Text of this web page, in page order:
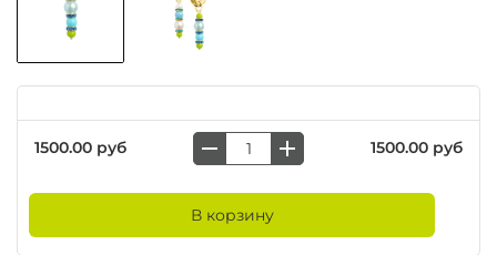
1500.00 руб 1500.00 руб
В корзину